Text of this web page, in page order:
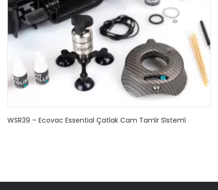
WSR39 – Ecovac Essential Çatlak Cam Tami̇r Si̇stemi̇